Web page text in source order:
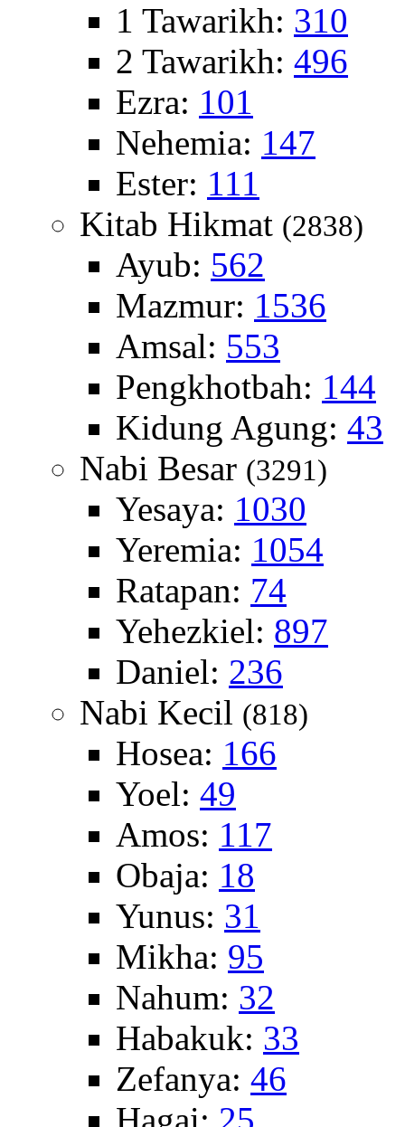
1 Tawarikh: 310
2 Tawarikh: 496
Ezra: 101
Nehemia: 147
Ester: 111
Kitab Hikmat (2838)
Ayub: 562
Mazmur: 1536
Amsal: 553
Pengkhotbah: 144
Kidung Agung: 43
Nabi Besar (3291)
Yesaya: 1030
Yeremia: 1054
Ratapan: 74
Yehezkiel: 897
Daniel: 236
Nabi Kecil (818)
Hosea: 166
Yoel: 49
Amos: 117
Obaja: 18
Yunus: 31
Mikha: 95
Nahum: 32
Habakuk: 33
Zefanya: 46